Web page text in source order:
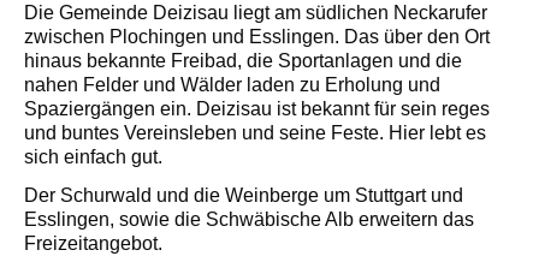
Die Gemeinde Deizisau liegt am südlichen Neckarufer
zwischen Plochingen und Esslingen. Das über den Ort
hinaus bekannte Freibad, die Sportanlagen und die
nahen Felder und Wälder laden zu Erholung und
Spazier­gängen ein. Deizisau ist bekannt für sein reges
und bun­tes Vereinsleben und seine Feste. Hier lebt es
sich ein­fach gut.
Der Schurwald und die Weinberge um Stuttgart und
Esslingen, sowie die Schwäbische Alb erweitern das
Freizeitangebot.